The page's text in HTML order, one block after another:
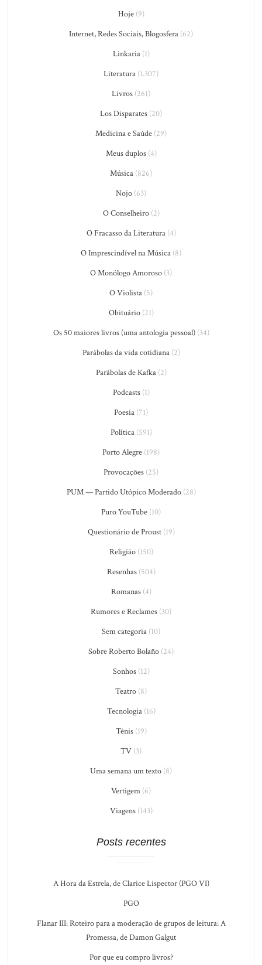
Hoje(9)
Internet, Redes Sociais, Blogosfera (62)
Linkaria(1)
Literatura (1.307)
Livros (261)
Los Disparates (20)
Medicina e Saúde (29)
Meus duplos(4)
Música (826)
Nojo (63)
O Conselheiro(2)
O Fracasso da Literatura(4)
O Imprescindível na Música (8)
O Monólogo Amoroso (3)
O Violista (5)
Obituário(21)
Os 50 maiores livros (uma antologia pessoal)(34)
Parábolas da vida cotidiana(2)
Parábolas de Kafka(2)
Podcasts(1)
Poesia (71)
Política(591)
Porto Alegre (198)
Provocações (25)
PUM — Partido Utópico Moderado(28)
Puro YouTube (10)
Questionário de Proust(19)
Religião(150)
Resenhas(504)
Romanas(4)
Rumores e Reclames (30)
Sem categoria (10)
Sobre Roberto Bolaño (24)
Sonhos(12)
Teatro (8)
Tecnologia(16)
Tênis(19)
TV (3)
Uma semana um texto (8)
Vertigem (6)
Viagens(143)
Posts recentes
A Hora da Estrela, de Clarice Lispector (PGO VI)
PGO
Flanar III: Roteiro para a moderação de grupos de leitura: A
Promessa, de Damon Galgut
Por que eu compro livros?